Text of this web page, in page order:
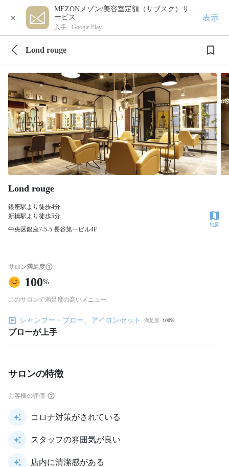
×
MEZONメゾン/美容室定額（サブスク）サ
ービス
入手 - Google Play
表示
Lond rouge
Lond rouge
銀座駅より徒歩4分
新橋駅より徒歩5分
中央区銀座7-5-5 長谷第一ビル4F
地図
サロン満足度
100%
このサロンで満足度の高いメニュー
シャンプー・ブロー、アイロンセット 満足度 100%
ブローが上手
サロンの特徴
お客様の評価
コロナ対策がされている
スタッフの雰囲気が良い
店内に清潔感がある